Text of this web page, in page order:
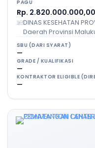
PAGU
Rp.
DINAS KESEHATAN
Daerah Provinsi
SBU (DARI SYARAT)
—
GRADE / KUALIFIKASI
—
KONTRAKTOR ELIGIBLE
—